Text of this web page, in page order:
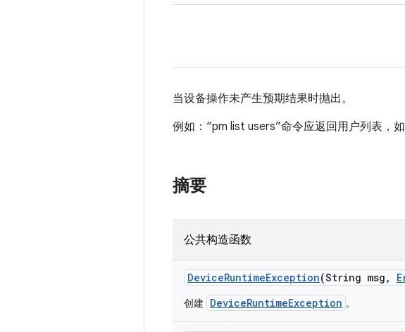
当设备操作未产生预期结果时抛出。
例如：“pm list users”命令应返回用户列表，
摘要
公共构造函数
DeviceRuntimeException(String msg ,
创建 DeviceRuntimeException 。